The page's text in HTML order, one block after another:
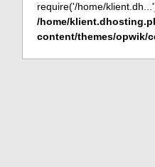
require('/home/
/home/
content/themes/opwik/